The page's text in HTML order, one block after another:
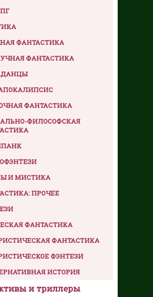
ФАНТАСТИКА
ФАНТАСТИКА
ФАНТАСТИКА
ФИЛОСОФСКАЯ
И МИСТИКА
ПРОЧЕЕ
ФАНТАСТИКА
ФАНТАСТИКА
ФЭНТЕЗИ
ИСТОРИЯ
и триллеры